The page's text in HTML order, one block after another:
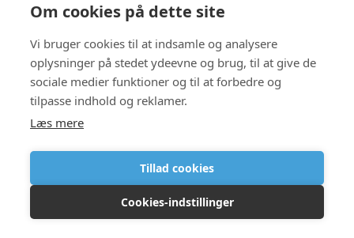
Om cookies på dette site
Vi bruger cookies til at indsamle og analysere
oplysninger på stedet ydeevne og brug, til at give de
sociale medier funktioner og til at forbedre og
tilpasse indhold og reklamer.
Læs mere
Tillad cookies
Cookies-indstillinger
MESSER OG EVENT
DALO Industry Days 2026